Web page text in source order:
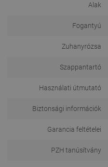
Alak
Fogantyú
Zuhanyrózsa
Szappantartó
Használati útmutató
Biztonsági információk
Garancia feltételei
PZH tanúsítvány